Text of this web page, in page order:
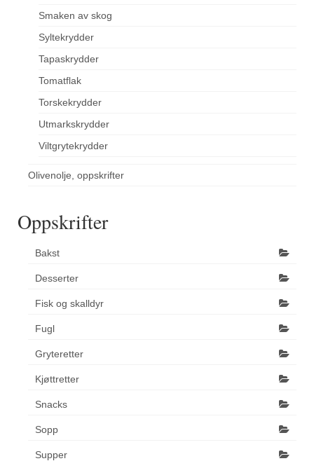
Smaken av skog
Syltekrydder
Tapaskrydder
Tomatflak
Torskekrydder
Utmarkskrydder
Viltgrytekrydder
Olivenolje, oppskrifter
Oppskrifter
Bakst
Desserter
Fisk og skalldyr
Fugl
Gryteretter
Kjøttretter
Snacks
Sopp
Supper